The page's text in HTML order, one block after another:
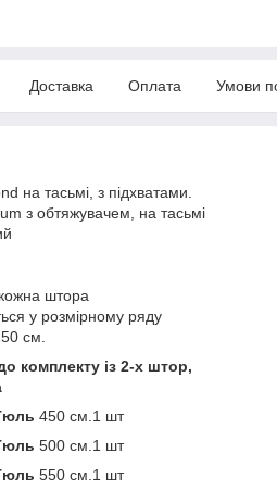
Доставка Оплата Умови
на тасьмі, з підхватами.
з обтяжувачем, на тасьмі
штора
у розмірному ряду
см.
комплекту із 2-х штор,
450 см.1 шт
500 см.1 шт
550 см.1 шт